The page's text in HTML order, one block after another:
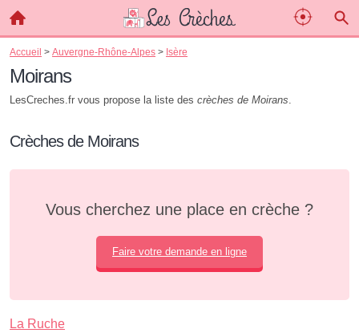
Accueil > Auvergne-Rhône-Alpes > Isère
Moirans
LesCreches.fr vous propose la liste des crèches de Moirans.
Crèches de Moirans
Vous cherchez une place en crèche ?
Faire votre demande en ligne
La Ruche